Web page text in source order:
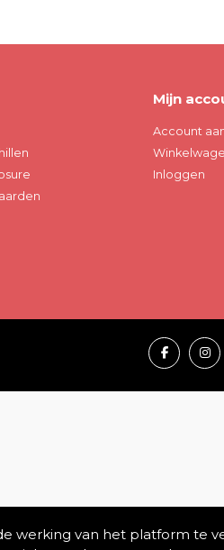
Mijn
Account
Inloggen
werking van het platform te